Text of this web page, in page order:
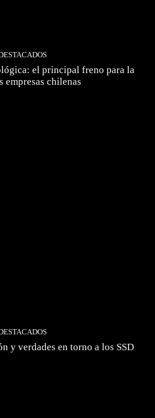
el principal freno para la
empresas chilenas
y verdades en torno a los SSD